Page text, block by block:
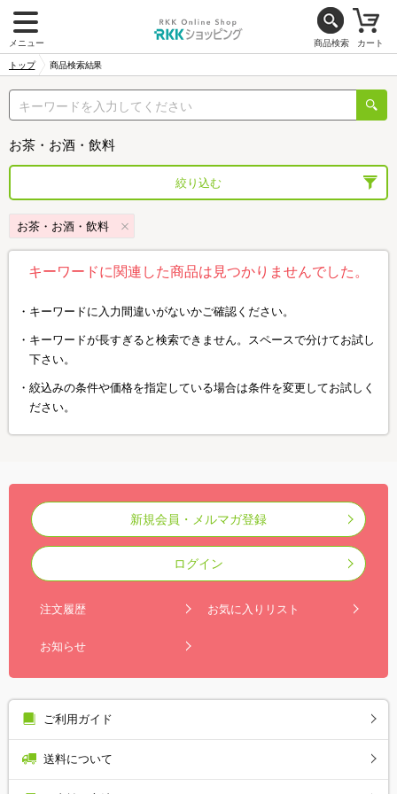
メニュー 商品検索 カート
トップ 商品検索結果
お茶・お酒・飲料
絞り込む
お茶・お酒・飲料
キーワードに関連した商品は見つかりませんでした。
キーワードに入力間違いがないかご確認ください。
キーワードが長すぎると検索できません。スペースで分けてお試し
下さい。
絞込みの条件や価格を指定している場合は条件を変更してお試しく
ださい。
新規会員・メルマガ登録
ログイン
注文履歴 お気に入りリスト
お知らせ
ご利用ガイド
送料について